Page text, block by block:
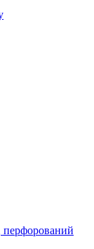
перфорований